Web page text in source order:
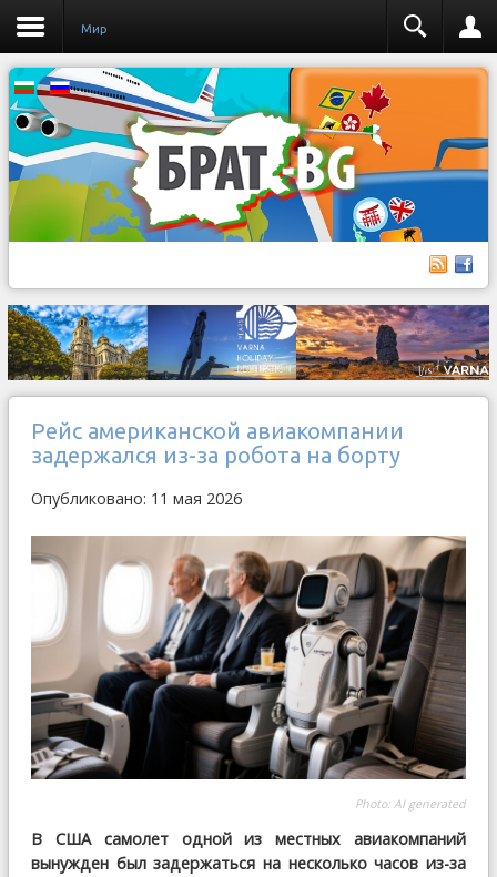
Мир
Рейс американской авиакомпании
задержался из-за робота на борту
Опубликовано: 11 мая 2026
Photo: AI generated
В США самолет одной из местных авиакомпаний
вынужден был задержаться на несколько часов из-за